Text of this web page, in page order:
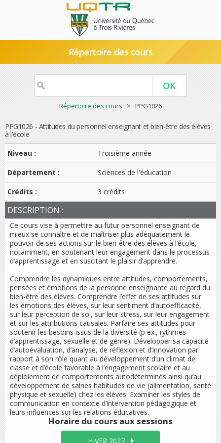
Répertoire des cours
Répertoire des cours > PPG1026
PPG1026 - Attitudes du personnel enseignant et bien-être des élèves
à l'école
Niveau :
Troisième année
Département : Sciences de l'éducation
Crédits : 3 crédits
DESCRIPTION :
Ce cours vise à permettre au futur personnel enseignant de
mieux se connaître et de maîtriser plus adéquatement le
pouvoir de ses actions sur le bien-être des élèves à l’école,
notamment, en soutenant leur engagement dans le processus
d’apprentissage et en suscitant le plaisir d’apprendre.
Comprendre les dynamiques entre attitudes, comportements,
pensées et émotions de la personne enseignante au regard du
bien-être des élèves. Comprendre l’effet de ses attitudes sur
les émotions des élèves, sur leur sentiment d’autoefficacité,
sur leur perception de soi, sur leur stress, sur leur engagement
et sur les attributions causales. Parfaire ses attitudes pour
soutenir les besoins issus de la diversité (p ex., rythmes
d’apprentissage, sexuelle et de genre). Développer sa capacité
d’autoévaluation, d’analyse, de réflexion et d’innovation par
rapport à son rôle quant au développement d’un climat de
classe et d’école favorable à l’engagement scolaire et au
déploiement de comportements autodéterminés ainsi qu’au
développement de saines habitudes de vie (alimentation, santé
physique et sexuelle) chez les élèves. Examiner les styles de
communication en contexte d’intervention pédagogique et
leurs influences sur les relations éducatives.
Horaire du cours aux sessions
HIVER 2027